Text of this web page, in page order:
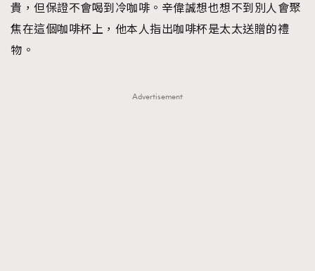
貴，但保證不會喝到冷咖啡。辛偉誠想也想不到別人會聚
焦在這個咖啡杯上，他本人指出咖啡杯是太太送贈的禮
物。
Advertisement